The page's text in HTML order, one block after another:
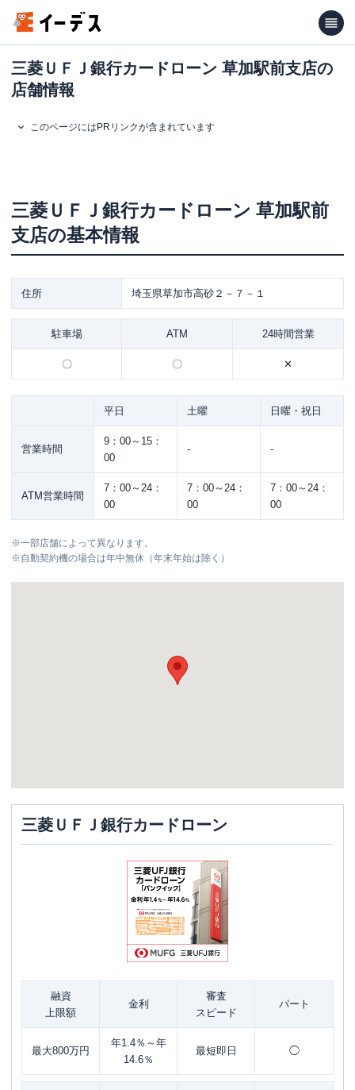
三菱ＵＦＪ銀行カードローン 草加駅前支店の
店舗情報
このページにはPRリンクが含まれています
三菱ＵＦＪ銀行カードローン 草加駅前
支店の基本情報
住所 埼玉県草加市高砂２－７－１
駐車場 ATM 24時間営業
〇 〇 ✕
平日 土曜 日曜・祝日
営業時間
9：00～15：
00
- -
ATM営業時間
7：00～24：
00
7：00～24：
00
7：00～24：
00
※一部店舗によって異なります。
※自動契約機の場合は年中無休（年末年始は除く）
三菱ＵＦＪ銀行カードローン
融資
上限額
金利
審査
スピード
パート
最大800万円
年1.4％～年
14.6％
最短即日 ◯